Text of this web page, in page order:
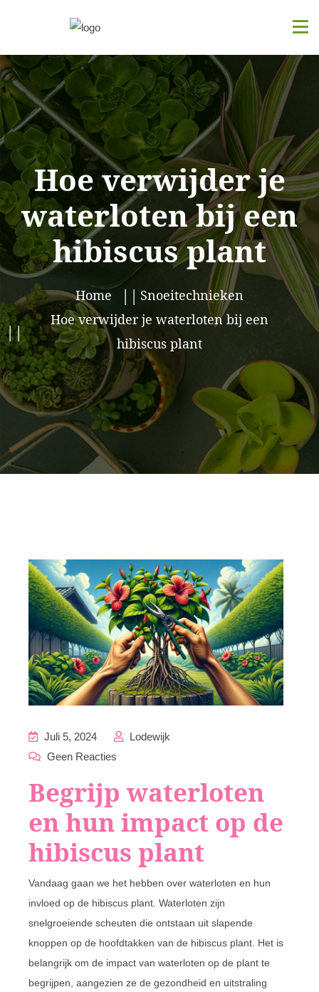
Hoe verwijder je
waterloten bij een
hibiscus plant
Home
Snoeitechnieken
Hoe verwijder je waterloten bij een
hibiscus plant
Juli 5, 2024
Lodewijk
Geen Reacties
Begrijp waterloten
en hun impact op de
hibiscus plant
Vandaag gaan we het hebben over waterloten en hun
invloed op de hibiscus plant. Waterloten zijn
snelgroeiende scheuten die ontstaan uit slapende
knoppen op de hoofdtakken van de hibiscus plant. Het is
belangrijk om de impact van waterloten op de plant te
begrijpen, aangezien ze de gezondheid en uitstraling